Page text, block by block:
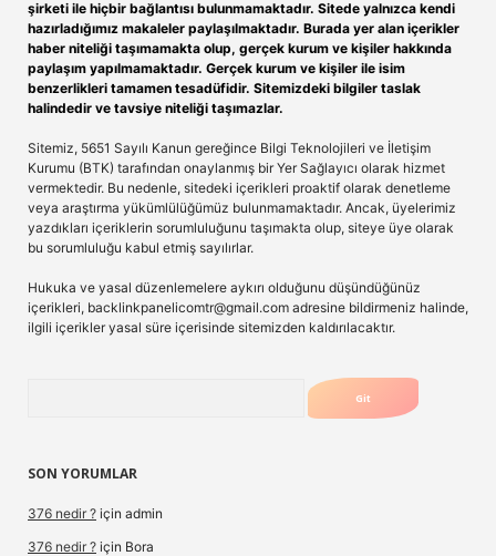
şirketi ile hiçbir bağlantısı bulunmamaktadır. Sitede yalnızca kendi
hazırladığımız makaleler paylaşılmaktadır. Burada yer alan içerikler
haber niteliği taşımamakta olup, gerçek kurum ve kişiler hakkında
paylaşım yapılmamaktadır. Gerçek kurum ve kişiler ile isim
benzerlikleri tamamen tesadüfidir. Sitemizdeki bilgiler taslak
halindedir ve tavsiye niteliği taşımazlar.
Sitemiz, 5651 Sayılı Kanun gereğince Bilgi Teknolojileri ve İletişim
Kurumu (BTK) tarafından onaylanmış bir Yer Sağlayıcı olarak hizmet
vermektedir. Bu nedenle, sitedeki içerikleri proaktif olarak denetleme
veya araştırma yükümlülüğümüz bulunmamaktadır. Ancak, üyelerimiz
yazdıkları içeriklerin sorumluluğunu taşımakta olup, siteye üye olarak
bu sorumluluğu kabul etmiş sayılırlar.
Hukuka ve yasal düzenlemelere aykırı olduğunu düşündüğünüz
içerikleri, backlinkpanelicomtr@gmail.com adresine bildirmeniz halinde,
ilgili içerikler yasal süre içerisinde sitemizden kaldırılacaktır.
SON YORUMLAR
376 nedir ? için admin
376 nedir ? için Bora